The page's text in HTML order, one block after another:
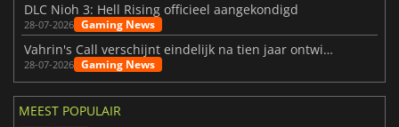
DLC Nioh 3: Hell Rising officieel aangekondigd
28-07-2026 Gaming News
Vahrin's Call verschijnt eindelijk na tien jaar ontwikkeling
28-07-2026 Gaming News
MEEST POPULAIR